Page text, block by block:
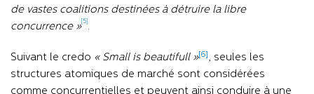
de vastes coalitions destinées à détruire la libre
concurrence »
[5]
.
Suivant le credo « Small is beautifull » [6] , seules les
structures atomiques de marché sont considérées
comme concurrentielles et peuvent ainsi conduire à une